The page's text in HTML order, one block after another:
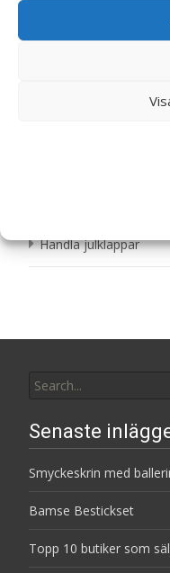
Smyckeskrin med
Topp 10 butiker som
Handla julklappar
for:
Senaste
Smyckeskrin med
Bamse Bestickset
Topp 10 butiker som